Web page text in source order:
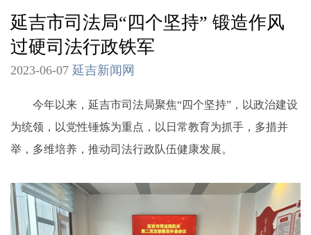
延吉市司法局“四个坚持” 锻造作风
过硬司法行政铁军
2023-06-07 延吉新闻网
今年以来，延吉市司法局聚焦“四个坚持”，以政治建设
为统领，以党性锤炼为重点，以日常教育为抓手，多措并
举，多维培养，推动司法行政队伍健康发展。